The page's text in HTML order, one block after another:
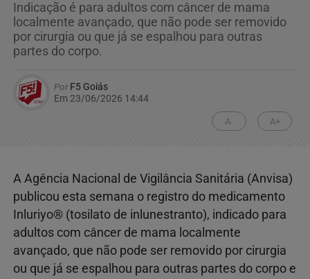
Indicação é para adultos com câncer de mama
localmente avançado, que não pode ser removido
por cirurgia ou que já se espalhou para outras
partes do corpo.
PorF5 Goiás
Em 23/06/2026 14:44
A- A+
A Agência Nacional de Vigilância Sanitária (Anvisa)
publicou esta semana o registro do medicamento
Inluriyo® (tosilato de inlunestranto), indicado para
adultos com câncer de mama localmente
avançado, que não pode ser removido por cirurgia
ou que já se espalhou para outras partes do corpo e